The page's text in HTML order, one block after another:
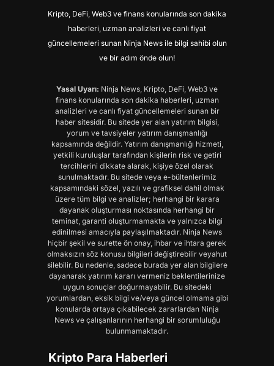
Kripto, DeFi, Web3 ve finans konularında son dakika
haberleri, uzman analizleri ve canlı fiyat
güncellemeleri sunan Ninja News ile bilgi sahibi olun
ve bir adım önde olun!
Yasal Uyarı: Ninja News, Kripto, DeFi, Web3 ve
finans konularında son dakika haberleri, uzman
analizleri ve canlı fiyat güncellemeleri sunan bir
haber sitesidir. Bu sitede yer alan yatırım bilgisi,
yorum ve tavsiyeler yatırım danışmanlığı
kapsamında değildir. Yatırım danışmanlığı hizmeti,
yetkili kuruluşlar tarafından kişilerin risk ve getiri
tercihlerini dikkate alarak, kişiye özel olarak
sunulmaktadır. Bu sitede veya e-bültenlerimiz
kapsamındaki sözel, yazılı ve grafiksel dahil olmak
üzere tüm bilgi ve analizler; herhangi bir karara
dayanak oluşturması noktasında herhangi bir
teminat, garanti oluşturmamakta ve yalnızca bilgi
edinilmesi amacıyla paylaşılmaktadır. Ninja News
hiçbir şekil ve surette ön onay, ihbar ve ihtara gerek
olmaksızın söz konusu bilgileri değiştirebilir veyahut
silebilir. Bu nedenle, sadece burada yer alan bilgilere
dayanarak yatırım kararı vermeniz beklentilerinize
uygun sonuçlar doğurmayabilir. Bu sitedeki
yorumlardan, eksik bilgi ve/veya güncel olmama gibi
konularda ortaya çıkabilecek zararlardan Ninja
News ve çalışanlarının herhangi bir sorumluluğu
bulunmamaktadır.
Kripto Para Haberleri